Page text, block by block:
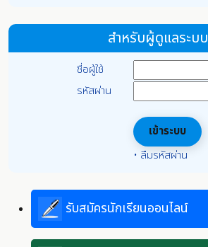
สำหรับผู้ดูแลระบบ
ชื่อผู้ใช้
รหัสผ่าน
• ลืมรหัสผ่าน
รับสมัครนักเรียนออนไลน์